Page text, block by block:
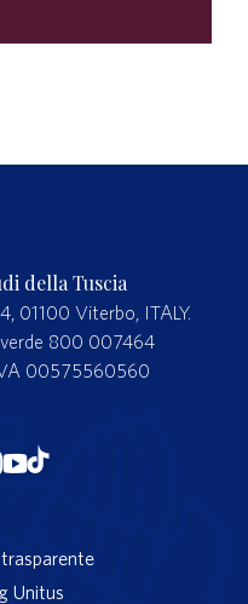
della Tuscia
01100 Viterbo, ITALY.
verde 800 007464
00575560560
Unitus